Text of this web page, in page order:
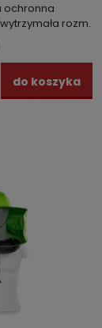
i bezpieczny
i zamgławiania
ochronna
rozm.
do koszyka